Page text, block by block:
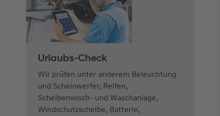
Urlaubs-Check
Wir prüfen unter anderem Beleuchtung
und Scheinwerfer, Reifen,
Scheibenwisch- und Waschanlage,
Windschutzscheibe, Batterie,